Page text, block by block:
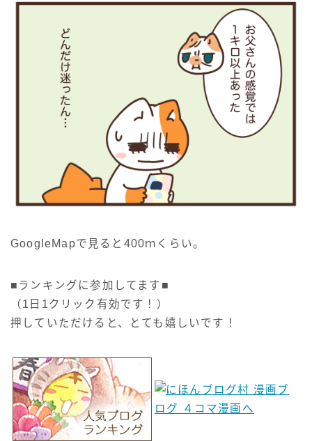
GoogleMapで見ると400ｍくらい。
■ランキングに参加してます■
（1日1クリック有効です！）
押していただけると、とても嬉しいです！